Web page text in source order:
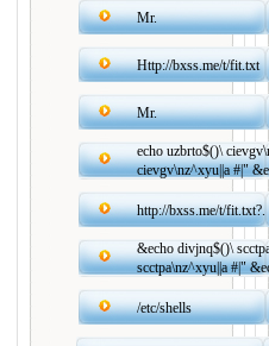
Mr.
Http://bxss.me/t/fit.txt
Mr.
echo uzbrto$()\
cievgv\nz^xyu||a #|"
http://bxss.me/t/fit.txt?.
&echo divjnq$()\
scctpa\nz^xyu||a #|"
/etc/shells